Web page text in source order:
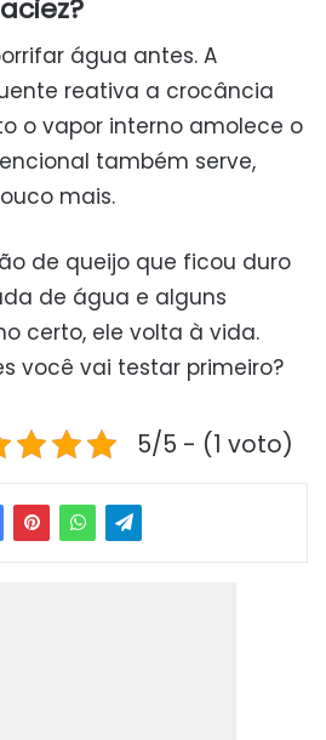
água antes. A
reativa a crocância
o vapor interno amolece o
também serve,
mais.
de queijo que ficou duro
de água e alguns
certo, ele volta à vida.
você vai testar primeiro?
5/5 - (1 voto)